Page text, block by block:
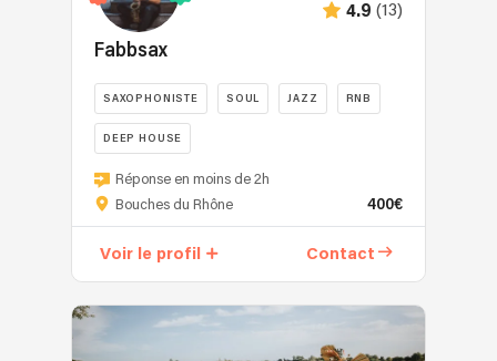
4.9 (13)
Fabbsax
SAXOPHONISTE SOUL JAZZ RNB
DEEP HOUSE
Réponse en moins de 2h
Bouches du Rhône
400€
Voir le profil Contact